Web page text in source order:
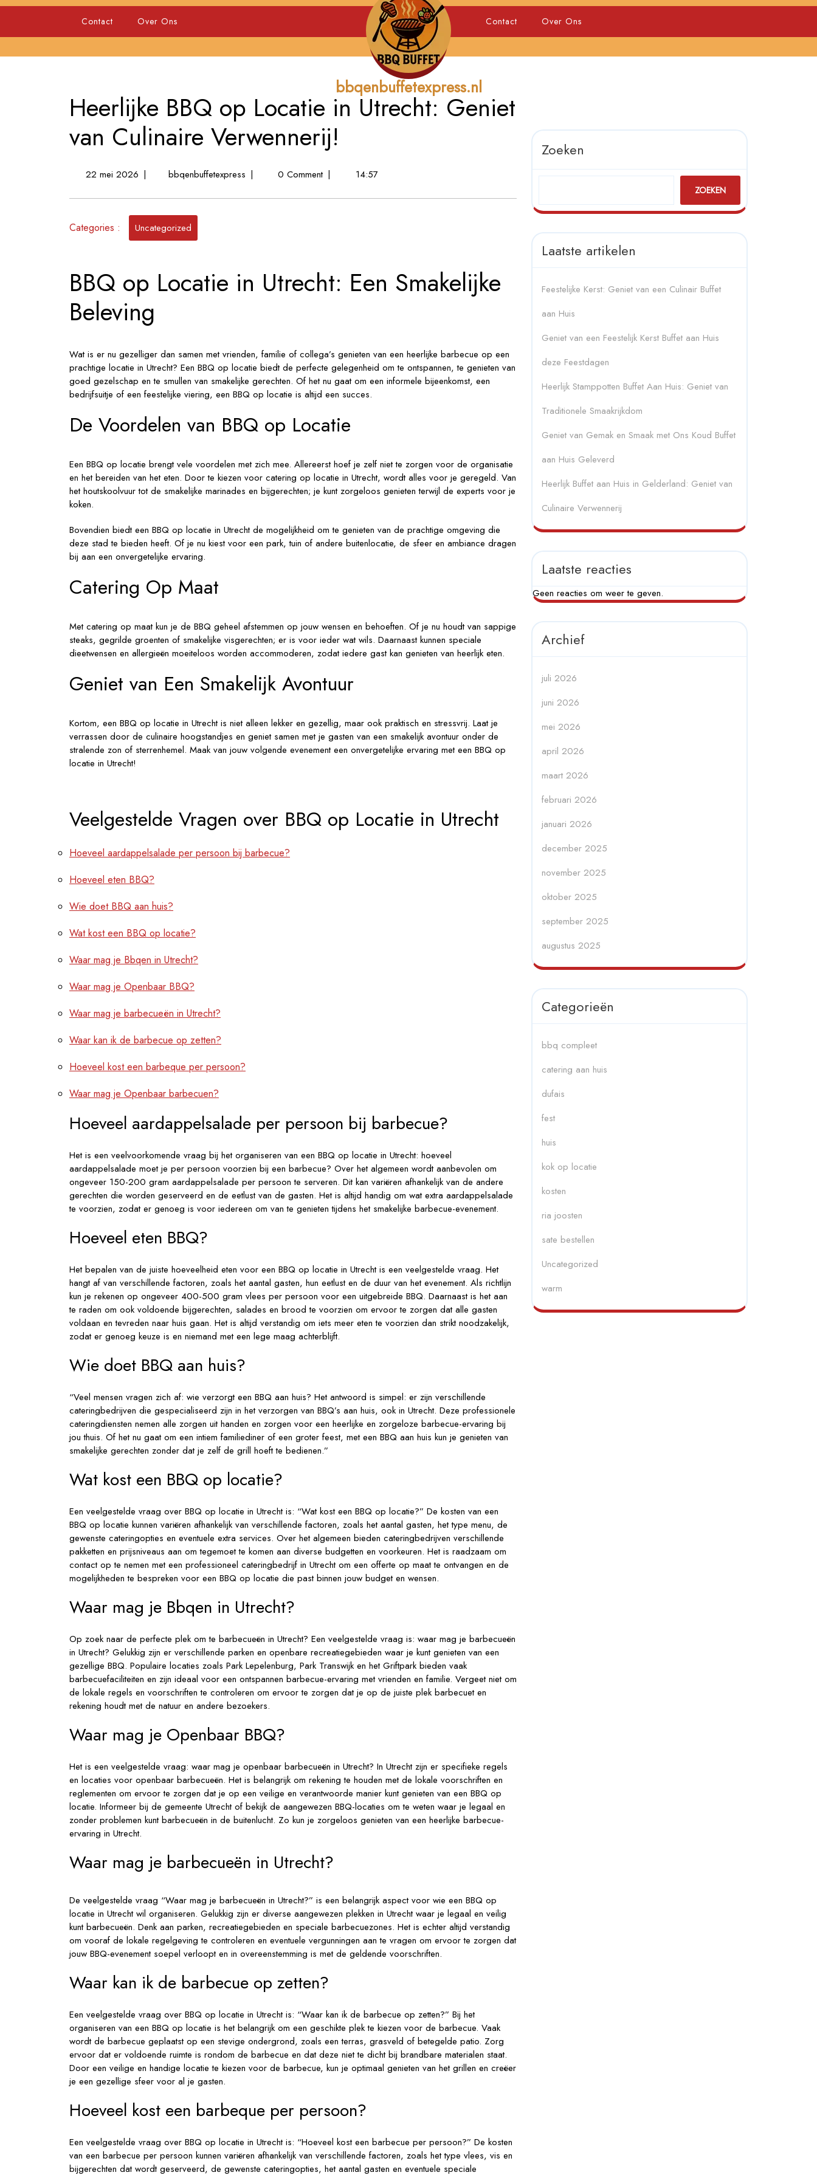
Skip
Contact Over Ons
bbqenbuffetexpress.nl
Contact Over Ons
Heerlijke BBQ op Locatie in Utrecht: Geniet
van Culinaire Verwennerij!
22 mei 202622
2026
| bbqenbuffetexpressHeerlijke
op
Culinaire
Verwennerij!
| 0 Comment | 14:57
Categories : Uncategorized
BBQ op Locatie in Utrecht: Een Smakelijke
Beleving
Wat is er nu gezelliger dan samen met vrienden, familie of collega’s genieten van een heerlijke barbecue op een
prachtige locatie in Utrecht? Een BBQ op locatie biedt de perfecte gelegenheid om te ontspannen, te genieten van
goed gezelschap en te smullen van smakelijke gerechten. Of het nu gaat om een informele bijeenkomst, een
bedrijfsuitje of een feestelijke viering, een BBQ op locatie is altijd een succes.
De Voordelen van BBQ op Locatie
Een BBQ op locatie brengt vele voordelen met zich mee. Allereerst hoef je zelf niet te zorgen voor de organisatie
en het bereiden van het eten. Door te kiezen voor catering op locatie in Utrecht, wordt alles voor je geregeld. Van
het houtskoolvuur tot de smakelijke marinades en bijgerechten; je kunt zorgeloos genieten terwijl de experts voor je
koken.
Bovendien biedt een BBQ op locatie in Utrecht de mogelijkheid om te genieten van de prachtige omgeving die
deze stad te bieden heeft. Of je nu kiest voor een park, tuin of andere buitenlocatie, de sfeer en ambiance dragen
bij aan een onvergetelijke ervaring.
Catering Op Maat
Met catering op maat kun je de BBQ geheel afstemmen op jouw wensen en behoeften. Of je nu houdt van sappige
steaks, gegrilde groenten of smakelijke visgerechten; er is voor ieder wat wils. Daarnaast kunnen speciale
dieetwensen en allergieën moeiteloos worden accommoderen, zodat iedere gast kan genieten van heerlijk eten.
Geniet van Een Smakelijk Avontuur
Kortom, een BBQ op locatie in Utrecht is niet alleen lekker en gezellig, maar ook praktisch en stressvrij. Laat je
verrassen door de culinaire hoogstandjes en geniet samen met je gasten van een smakelijk avontuur onder de
stralende zon of sterrenhemel. Maak van jouw volgende evenement een onvergetelijke ervaring met een BBQ op
locatie in Utrecht!
Veelgestelde Vragen over BBQ op Locatie in Utrecht
Hoeveel aardappelsalade per persoon bij barbecue?
Hoeveel eten BBQ?
Wie doet BBQ aan huis?
Wat kost een BBQ op locatie?
Waar mag je Bbqen in Utrecht?
Waar mag je Openbaar BBQ?
Waar mag je barbecueën in Utrecht?
Waar kan ik de barbecue op zetten?
Hoeveel kost een barbeque per persoon?
Waar mag je Openbaar barbecuen?
Hoeveel aardappelsalade per persoon bij barbecue?
Het is een veelvoorkomende vraag bij het organiseren van een BBQ op locatie in Utrecht: hoeveel
aardappelsalade moet je per persoon voorzien bij een barbecue? Over het algemeen wordt aanbevolen om
ongeveer 150-200 gram aardappelsalade per persoon te serveren. Dit kan variëren afhankelijk van de andere
gerechten die worden geserveerd en de eetlust van de gasten. Het is altijd handig om wat extra aardappelsalade
te voorzien, zodat er genoeg is voor iedereen om van te genieten tijdens het smakelijke barbecue-evenement.
Hoeveel eten BBQ?
Het bepalen van de juiste hoeveelheid eten voor een BBQ op locatie in Utrecht is een veelgestelde vraag. Het
hangt af van verschillende factoren, zoals het aantal gasten, hun eetlust en de duur van het evenement. Als richtlijn
kun je rekenen op ongeveer 400-500 gram vlees per persoon voor een uitgebreide BBQ. Daarnaast is het aan
te raden om ook voldoende bijgerechten, salades en brood te voorzien om ervoor te zorgen dat alle gasten
voldaan en tevreden naar huis gaan. Het is altijd verstandig om iets meer eten te voorzien dan strikt noodzakelijk,
zodat er genoeg keuze is en niemand met een lege maag achterblijft.
Wie doet BBQ aan huis?
“Veel mensen vragen zich af: wie verzorgt een BBQ aan huis? Het antwoord is simpel: er zijn verschillende
cateringbedrijven die gespecialiseerd zijn in het verzorgen van BBQ’s aan huis, ook in Utrecht. Deze professionele
cateringdiensten nemen alle zorgen uit handen en zorgen voor een heerlijke en zorgeloze barbecue-ervaring bij
jou thuis. Of het nu gaat om een intiem familiediner of een groter feest, met een BBQ aan huis kun je genieten van
smakelijke gerechten zonder dat je zelf de grill hoeft te bedienen.”
Wat kost een BBQ op locatie?
Een veelgestelde vraag over BBQ op locatie in Utrecht is: “Wat kost een BBQ op locatie?” De kosten van een
BBQ op locatie kunnen variëren afhankelijk van verschillende factoren, zoals het aantal gasten, het type menu, de
gewenste cateringopties en eventuele extra services. Over het algemeen bieden cateringbedrijven verschillende
pakketten en prijsniveaus aan om tegemoet te komen aan diverse budgetten en voorkeuren. Het is raadzaam om
contact op te nemen met een professioneel cateringbedrijf in Utrecht om een offerte op maat te ontvangen en de
mogelijkheden te bespreken voor een BBQ op locatie die past binnen jouw budget en wensen.
Waar mag je Bbqen in Utrecht?
Op zoek naar de perfecte plek om te barbecueën in Utrecht? Een veelgestelde vraag is: waar mag je barbecueën
in Utrecht? Gelukkig zijn er verschillende parken en openbare recreatiegebieden waar je kunt genieten van een
gezellige BBQ. Populaire locaties zoals Park Lepelenburg, Park Transwijk en het Griftpark bieden vaak
barbecuefaciliteiten en zijn ideaal voor een ontspannen barbecue-ervaring met vrienden en familie. Vergeet niet om
de lokale regels en voorschriften te controleren om ervoor te zorgen dat je op de juiste plek barbecuet en
rekening houdt met de natuur en andere bezoekers.
Waar mag je Openbaar BBQ?
Het is een veelgestelde vraag: waar mag je openbaar barbecueën in Utrecht? In Utrecht zijn er specifieke regels
en locaties voor openbaar barbecueën. Het is belangrijk om rekening te houden met de lokale voorschriften en
reglementen om ervoor te zorgen dat je op een veilige en verantwoorde manier kunt genieten van een BBQ op
locatie. Informeer bij de gemeente Utrecht of bekijk de aangewezen BBQ-locaties om te weten waar je legaal en
zonder problemen kunt barbecueën in de buitenlucht. Zo kun je zorgeloos genieten van een heerlijke barbecue-
ervaring in Utrecht.
Waar mag je barbecueën in Utrecht?
De veelgestelde vraag “Waar mag je barbecueën in Utrecht?” is een belangrijk aspect voor wie een BBQ op
locatie in Utrecht wil organiseren. Gelukkig zijn er diverse aangewezen plekken in Utrecht waar je legaal en veilig
kunt barbecueën. Denk aan parken, recreatiegebieden en speciale barbecuezones. Het is echter altijd verstandig
om vooraf de lokale regelgeving te controleren en eventuele vergunningen aan te vragen om ervoor te zorgen dat
jouw BBQ-evenement soepel verloopt en in overeenstemming is met de geldende voorschriften.
Waar kan ik de barbecue op zetten?
Een veelgestelde vraag over BBQ op locatie in Utrecht is: “Waar kan ik de barbecue op zetten?” Bij het
organiseren van een BBQ op locatie is het belangrijk om een geschikte plek te kiezen voor de barbecue. Vaak
wordt de barbecue geplaatst op een stevige ondergrond, zoals een terras, grasveld of betegelde patio. Zorg
ervoor dat er voldoende ruimte is rondom de barbecue en dat deze niet te dicht bij brandbare materialen staat.
Door een veilige en handige locatie te kiezen voor de barbecue, kun je optimaal genieten van het grillen en creëer
je een gezellige sfeer voor al je gasten.
Hoeveel kost een barbeque per persoon?
Een veelgestelde vraag over BBQ op locatie in Utrecht is: “Hoeveel kost een barbecue per persoon?” De kosten
van een barbecue per persoon kunnen variëren afhankelijk van verschillende factoren, zoals het type vlees, vis en
bijgerechten dat wordt geserveerd, de gewenste cateringopties, het aantal gasten en eventuele speciale
Zoeken
ZOEKEN
Laatste artikelen
Feestelijke Kerst: Geniet van een Culinair Buffet
aan Huis
Geniet van een Feestelijk Kerst Buffet aan Huis
deze Feestdagen
Heerlijk Stamppotten Buffet Aan Huis: Geniet van
Traditionele Smaakrijkdom
Geniet van Gemak en Smaak met Ons Koud Buffet
aan Huis Geleverd
Heerlijk Buffet aan Huis in Gelderland: Geniet van
Culinaire Verwennerij
Laatste reacties
Geen reacties om weer te geven.
Archief
juli 2026
juni 2026
mei 2026
april 2026
maart 2026
februari 2026
januari 2026
december 2025
november 2025
oktober 2025
september 2025
augustus 2025
Categorieën
bbq compleet
catering aan huis
dufais
fest
huis
kok op locatie
kosten
ria joosten
sate bestellen
Uncategorized
warm